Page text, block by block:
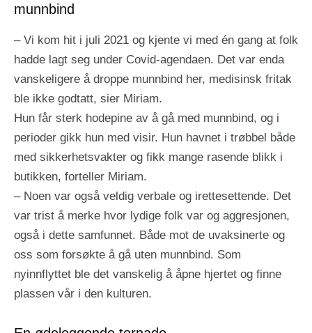
munnbind
– Vi kom hit i juli 2021 og kjente vi med én gang at folk
hadde lagt seg under Covid-agendaen. Det var enda
vanskeligere å droppe munnbind her, medisinsk fritak
ble ikke godtatt, sier Miriam.
Hun får sterk hodepine av å gå med munnbind, og i
perioder gikk hun med visir. Hun havnet i trøbbel både
med sikkerhetsvakter og fikk mange rasende blikk i
butikken, forteller Miriam.
– Noen var også veldig verbale og irettesettende. Det
var trist å merke hvor lydige folk var og aggresjonen,
også i dette samfunnet. Både mot de uvaksinerte og
oss som forsøkte å gå uten munnbind. Som
nyinnflyttet ble det vanskelig å åpne hjertet og finne
plassen vår i den kulturen.